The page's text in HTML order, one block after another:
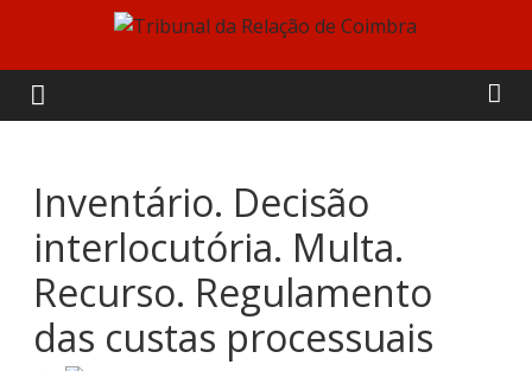
content
Tribunal
da
Relação
de
Coimbra
Inventário. Decisão
interlocutória. Multa.
Recurso. Regulamento
das custas processuais